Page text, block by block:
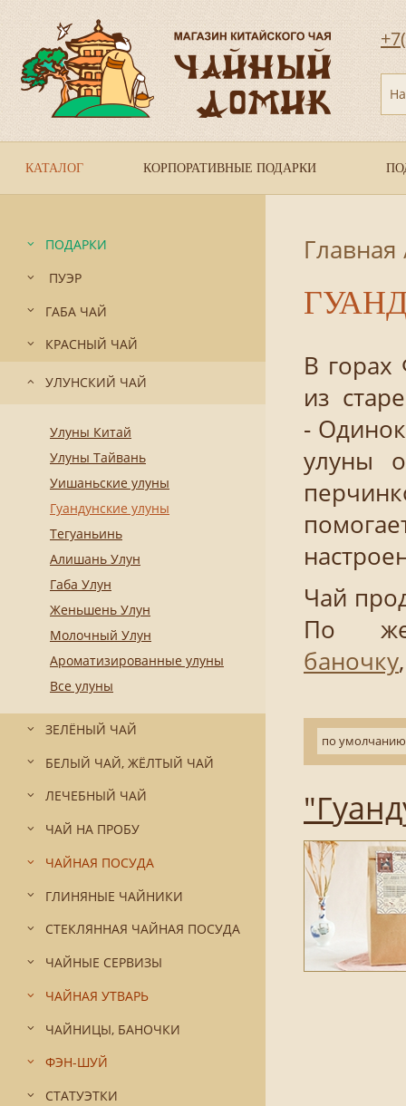
КАТАЛОГ КОРПОРАТИВНЫЕ ПОДАРКИ
ПОДАРКИ
ПУЭР
ГАБА ЧАЙ
КРАСНЫЙ ЧАЙ
УЛУНСКИЙ ЧАЙ
Улуны Китай
Улуны Тайвань
Уишаньские улуны
Гуандунские улуны
Тегуаньинь
Алишань Улун
Габа Улун
Женьшень Улун
Молочный Улун
Ароматизированные улуны
Все улуны
ЗЕЛЁНЫЙ ЧАЙ
БЕЛЫЙ ЧАЙ, ЖЁЛТЫЙ ЧАЙ
ЛЕЧЕБНЫЙ ЧАЙ
ЧАЙ НА ПРОБУ
ЧАЙНАЯ ПОСУДА
ГЛИНЯНЫЕ ЧАЙНИКИ
СТЕКЛЯННАЯ ЧАЙНАЯ ПОСУДА
ЧАЙНЫЕ СЕРВИЗЫ
ЧАЙНАЯ УТВАРЬ
ЧАЙНИЦЫ, БАНОЧКИ
ФЭН-ШУЙ
СТАТУЭТКИ
Главная
В горах
из
-
улуны
Чай
По
баночку
по умолчанию